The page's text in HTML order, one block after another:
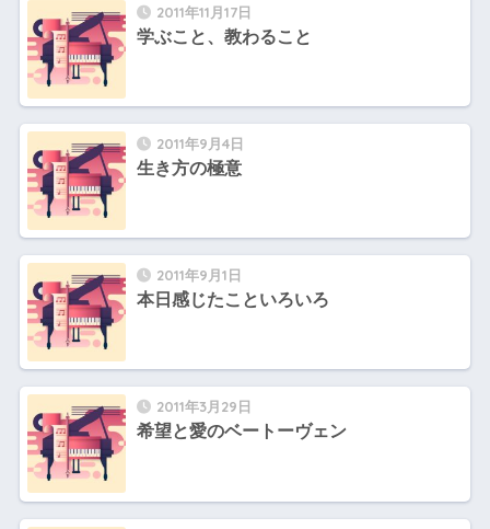
2011年11月17日
学ぶこと、教わること
2011年9月4日
生き方の極意
2011年9月1日
本日感じたこといろいろ
2011年3月29日
希望と愛のベートーヴェン